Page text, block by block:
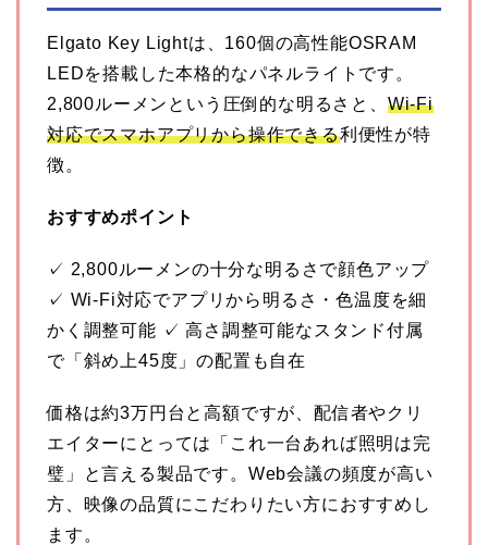
Elgato Key Lightは、160個の高性能OSRAM
LEDを搭載した本格的なパネルライトです。
2,800ルーメンという圧倒的な明るさと、 Wi-Fi
対応でスマホアプリから操作できる利便性が特
徴。
おすすめポイント
✓ 2,800ルーメンの十分な明るさで顔色アップ
✓ Wi-Fi対応でアプリから明るさ・色温度を細
かく調整可能 ✓ 高さ調整可能なスタンド付属
で「斜め上45度」の配置も自在
価格は約3万円台と高額ですが、配信者やクリ
エイターにとっては「これ一台あれば照明は完
璧」と言える製品です。Web会議の頻度が高い
方、映像の品質にこだわりたい方におすすめし
ます。